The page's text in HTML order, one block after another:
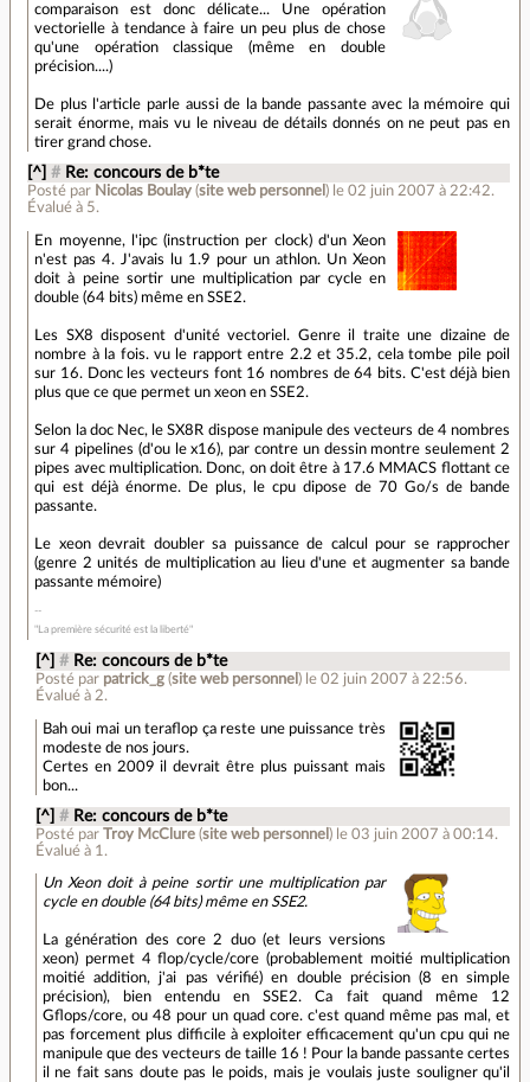
comparaison est donc délicate... Une opération
vectorielle à tendance à faire un peu plus de chose
qu'une opération classique (même en double
précision....)
De plus l'article parle aussi de la bande passante avec la mémoire qui
serait énorme, mais vu le niveau de détails donnés on ne peut pas en
tirer grand chose.
[^] # Re: concours de b*te
Posté par Nicolas Boulay (site web personnel ) le 02 juin 2007 à 22:42.
Évalué à 5.
En moyenne, l'ipc (instruction per clock) d'un Xeon
n'est pas 4. J'avais lu 1.9 pour un athlon. Un Xeon
doit à peine sortir une multiplication par cycle en
double (64 bits) même en SSE2.
Les SX8 disposent d'unité vectoriel. Genre il traite une dizaine de
nombre à la fois. vu le rapport entre 2.2 et 35.2, cela tombe pile poil
sur 16. Donc les vecteurs font 16 nombres de 64 bits. C'est déjà bien
plus que ce que permet un xeon en SSE2.
Selon la doc Nec, le SX8R dispose manipule des vecteurs de 4 nombres
sur 4 pipelines (d'ou le x16), par contre un dessin montre seulement 2
pipes avec multiplication. Donc, on doit être à 17.6 MMACS flottant ce
qui est déjà énorme. De plus, le cpu dipose de 70 Go/s de bande
passante.
Le xeon devrait doubler sa puissance de calcul pour se rapprocher
(genre 2 unités de multiplication au lieu d'une et augmenter sa bande
passante mémoire)
"La première sécurité est la liberté"
[^] # Re: concours de b*te
Posté par patrick_g(site web personnel ) le 02 juin 2007 à 22:56.
Évalué à 2.
Bah oui mai un teraflop ça reste une puissance très
modeste de nos jours.
Certes en 2009 il devrait être plus puissant mais
bon...
[^] # Re: concours de b*te
Posté par Troy McClure(site web personnel ) le 03 juin 2007 à 00:14.
Évalué à 1 .
Un Xeon doit à peine sortir une multiplication par
cycle en double (64 bits) même en SSE2.
La génération des core 2 duo (et leurs versions
xeon) permet 4 flop/cycle/core (probablement moitié multiplication
moitié addition, j'ai pas vérifié) en double précision (8 en simple
précision), bien entendu en SSE2. Ca fait quand même 12
Gflops/core, ou 48 pour un quad core. c'est quand même pas mal, et
pas forcement plus difficile à exploiter efficacement qu'un cpu qui ne
manipule que des vecteurs de taille 16 ! Pour la bande passante certes
il ne fait sans doute pas le poids, mais je voulais juste souligner qu'il